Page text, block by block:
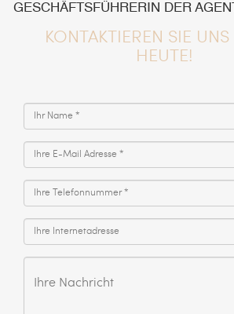
GESCHÄFTSFÜHRERIN DER
KONTAKTIEREN SIE
HEUTE!